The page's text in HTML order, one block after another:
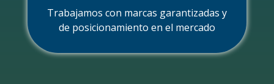
Trabajamos con marcas garantizadas y
de posicionamiento en el mercado